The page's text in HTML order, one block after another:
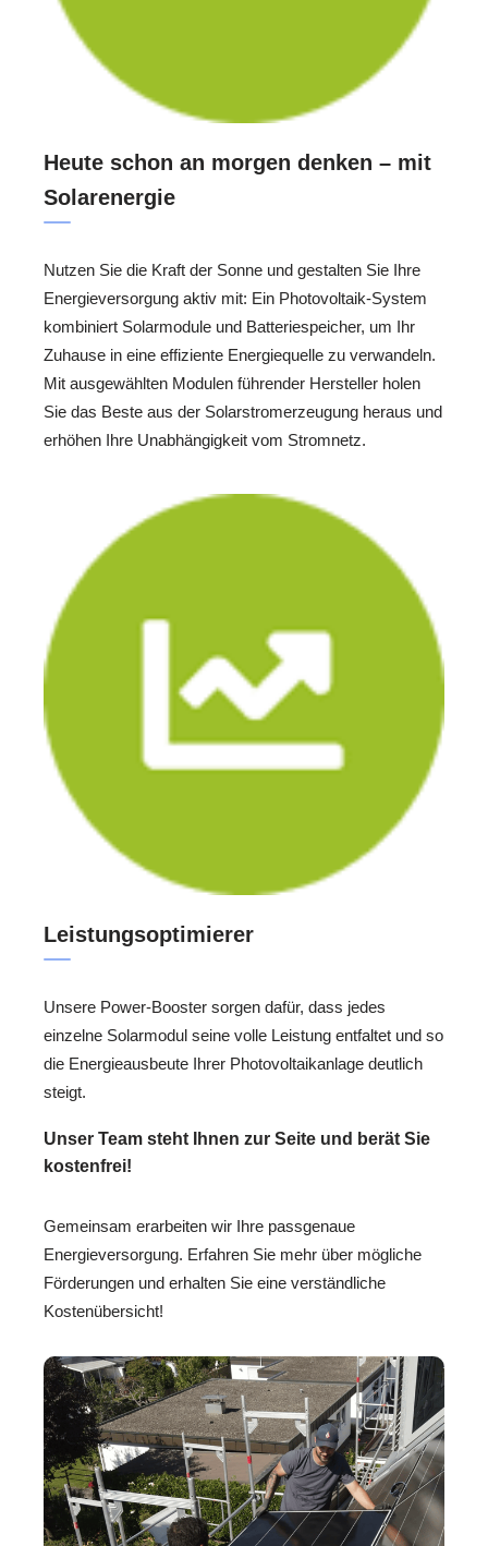
Heute schon an morgen denken – mit
Solarenergie
Nutzen Sie die Kraft der Sonne und gestalten Sie Ihre
Energieversorgung aktiv mit: Ein Photovoltaik-System
kombiniert Solarmodule und Batteriespeicher, um Ihr
Zuhause in eine effiziente Energiequelle zu verwandeln.
Mit ausgewählten Modulen führender Hersteller holen
Sie das Beste aus der Solarstromerzeugung heraus und
erhöhen Ihre Unabhängigkeit vom Stromnetz.
Leistungsoptimierer
Unsere Power-Booster sorgen dafür, dass jedes
einzelne Solarmodul seine volle Leistung entfaltet und so
die Energieausbeute Ihrer Photovoltaikanlage deutlich
steigt.
Unser Team steht Ihnen zur Seite und berät Sie
kostenfrei!
Gemeinsam erarbeiten wir Ihre passgenaue
Energieversorgung. Erfahren Sie mehr über mögliche
Förderungen und erhalten Sie eine verständliche
Kostenübersicht!